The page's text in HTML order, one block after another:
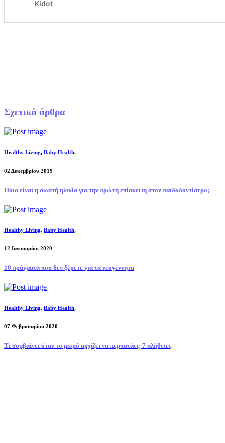
Σχετικά άρθρα
Healthy Living, Baby Health,
02 Δεκεμβρίου 2019
Ποια είναι η σωστή ηλικία για την πρώτη επίσκεψη στον παιδοδοντίατρο;
Healthy Living, Baby Health,
12 Ιανουαρίου 2020
10 πράγματα που δεν ξέρετε για τα νεογέννητα
Healthy Living, Baby Health,
07 Φεβρουαρίου 2020
Τι συμβαίνει όταν το μωρό αρχίζει να περπατάει; 7 αλήθειες